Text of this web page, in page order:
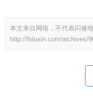
本文来自网络，不代表闪修
http://fsluxin.com/archives/